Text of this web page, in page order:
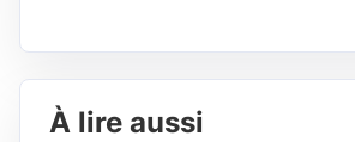
À lire aussi